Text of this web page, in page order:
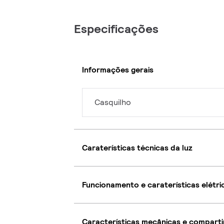
Especificações
Informações gerais
Casquilho
Caraterísticas técnicas da luz
Funcionamento e caraterísticas
Características mecânicas e